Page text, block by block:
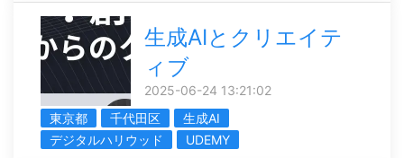
生成AIとクリエイテ
ィブ
2025-06-24 13:21:02
東京都
千代田区
生成AI
デジタルハリウッド
UDEMY